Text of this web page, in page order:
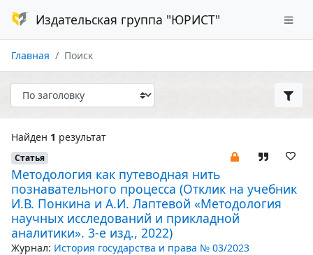
Издательская группа "ЮРИСТ"
Главная Поиск
Найден 1 результат
Статья
Методология как путеводная нить
познавательного процесса (Отклик на учебник
И.В. Понкина и А.И. Лаптевой «Методология
научных исследований и прикладной
аналитики». 3-е изд., 2022)
Журнал: История государства и права № 03/2023